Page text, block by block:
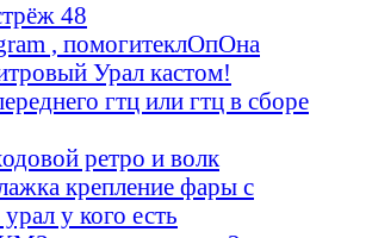
48
, помогитеклОпОна
Урал кастом!
гтц или гтц в сборе
ретро и волк
крепление фары с
у кого есть